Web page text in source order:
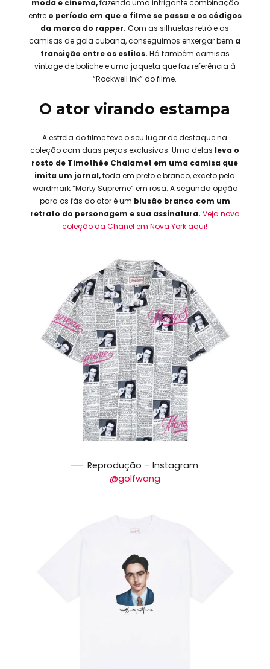
moda e cinema,fazendo uma intrigante combinação
entre o período em que o filme se passa e os códigos
da marca do rapper.Com as silhuetas retrô e as
camisas de gola cubana, conseguimos enxergar bem a
transição entre os estilos. Há também camisas
vintage de boliche e uma jaqueta que faz referência à
“Rockwell Ink” do filme.
O ator virando estampa
A estrela do filme teve o seu lugar de destaque na
coleção com duas peças exclusivas. Uma delas leva o
rosto de Timothée Chalamet em uma camisa que
imita um jornal,toda em preto e branco, exceto pela
wordmark “Marty Supreme” em rosa. A segunda opção
para os fãs do ator é um blusão branco com um
retrato do personagem e sua assinatura. Veja nova
coleção da Chanel em Nova York aqui!
Reprodução – Instagram
@golfwang